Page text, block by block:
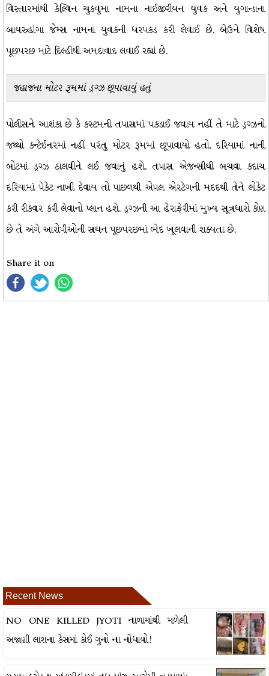
વિસ્તારમાંથી કેલ્વિન ચુકવુમા નામના નાઈજીરીયન યુવક અને યુગાન્ડાના
બાયરુહાંગા જેમ્સ નામના યુવકની ધરપકડ કરી લેવાઈ છે. બેઉને વિશેષ
પૂછપરછ માટે દિલ્હીથી અમદાવાદ લવાઈ રહ્યાં છે.
જહાજના મોટર રૂમમાં ડ્રગ્ઝ છૂપાવાયું હતું
પોલીસને આશંકા છે કે કસ્ટમની તપાસમાં પકડાઈ જવાય નહીં તે માટે ડ્રગ્ઝનો
જથ્થો કન્ટેઈનરમાં નહીં પરંતુ મોટર રૂમમાં છૂપાવાયો હતો. દરિયામાં નાની
બોટમાં ડ્રગ્ઝ ઠાલવીને લઈ જવાનું હશે. તપાસ એજન્સીથી બચવા કદાચ
દરિયામાં પેકેટ નાખી દેવાય તો પાછળથી એપલ એરટેગની મદદથી તેને લોકેટ
કરી રીકવર કરી લેવાનો પ્લાન હશે. ડ્રગ્ઝની આ હેરાફેરીમાં મુખ્ય સૂત્રધારો કોણ
છે તે અંગે આરોપીઓની સઘન પૂછપરછમાં ભેદ ખૂલવાની શક્યતા છે.
Share it on
Recent News
NO ONE KILLED JYOTI નાળામાંથી મળેલી
અજાણી લાશના કેસમાં કોઈ ગુનો ના નોંધાયો!